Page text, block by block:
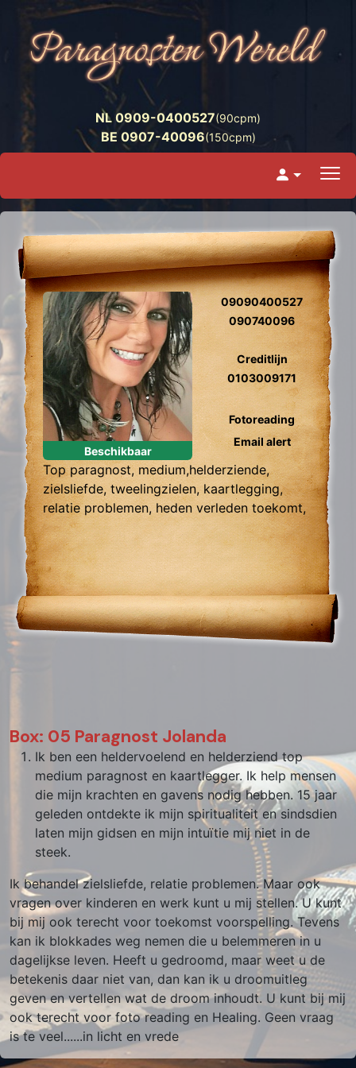
NL 0909-0400527(90cpm)
BE 0907-40096(150cpm)
Beschikbaar
09090400527
090740096
Creditlijn
0103009171
Fotoreading
Email alert
Top paragnost, medium,helderziende,
zielsliefde, tweelingzielen, kaartlegging,
relatie problemen, heden verleden toekomt,
foto reading.
Box: 05 Paragnost Jolanda
Ik ben een heldervoelend en helderziend top
medium paragnost en kaartlegger. Ik help mensen
die mijn krachten en gavens nodig hebben. 15 jaar
geleden ontdekte ik mijn spiritualiteit en sindsdien
laten mijn gidsen en mijn intuïtie mij niet in de
steek.
Ik behandel zielsliefde, relatie problemen. Maar ook
vragen over kinderen en werk kunt u mij stellen. U kunt
bij mij ook terecht voor toekomst voorspelling. Tevens
kan ik blokkades weg nemen die u belemmeren in u
dagelijkse leven. Heeft u gedroomd, maar weet u de
betekenis daar niet van, dan kan ik u droomuitleg
geven en vertellen wat de droom inhoudt. U kunt bij mij
ook terecht voor foto reading en Healing. Geen vraag
is te veel......in licht en vrede